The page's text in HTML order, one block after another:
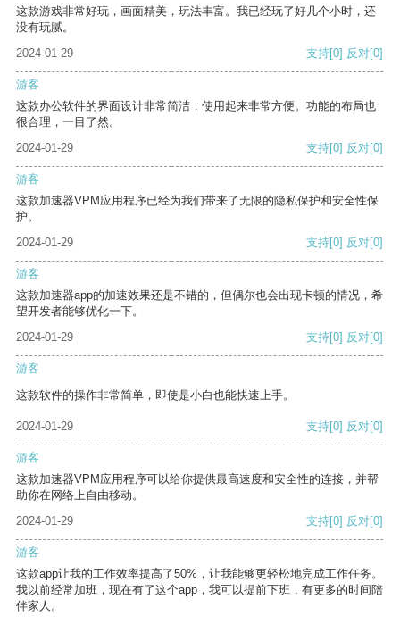
这款游戏非常好玩，画面精美，玩法丰富。我已经玩了好几个小时，还
没有玩腻。
2024-01-29
支持[0] 反对[0]
游客
这款办公软件的界面设计非常简洁，使用起来非常方便。功能的布局也
很合理，一目了然。
2024-01-29
支持[0] 反对[0]
游客
这款加速器VPM应用程序已经为我们带来了无限的隐私保护和安全性保
护。
2024-01-29
支持[0] 反对[0]
游客
这款加速器app的加速效果还是不错的，但偶尔也会出现卡顿的情况，希
望开发者能够优化一下。
2024-01-29
支持[0] 反对[0]
游客
这款软件的操作非常简单，即使是小白也能快速上手。
2024-01-29 支持[0] 反对[0]
游客
这款加速器VPM应用程序可以给你提供最高速度和安全性的连接，并帮
助你在网络上自由移动。
2024-01-29
支持[0] 反对[0]
游客
这款app让我的工作效率提高了50%，让我能够更轻松地完成工作任务。
我以前经常加班，现在有了这个app，我可以提前下班，有更多的时间陪
伴家人。